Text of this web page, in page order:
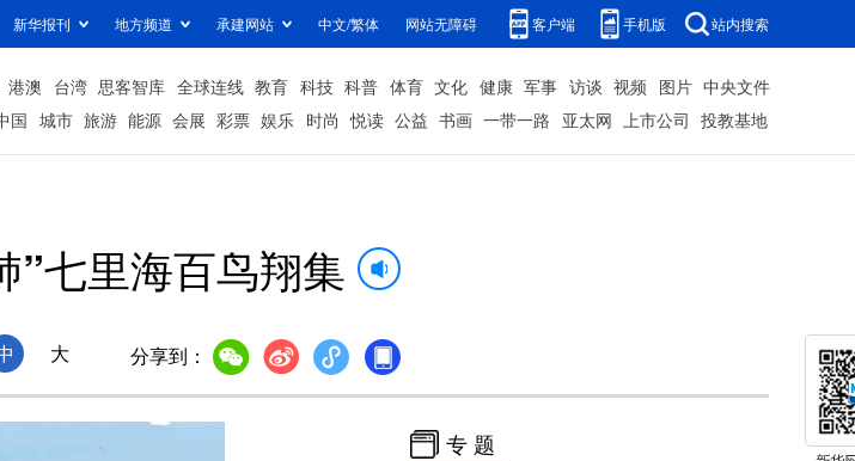
新华报刊 地方频道 承建网站 中文/繁体 网站无障碍 客户端 手机版 站内搜索
港澳 台湾 思客智库 全球连线 教育 科技 科普 体育 文化 健康 军事 访谈 视频 图片 中央文件
国 城市 旅游 能源 会展 彩票 娱乐 时尚 悦读 公益 书画 一带一路 亚太网 上市公司 投教基地
”七里海百鸟翔集
大 分享到：
专 题